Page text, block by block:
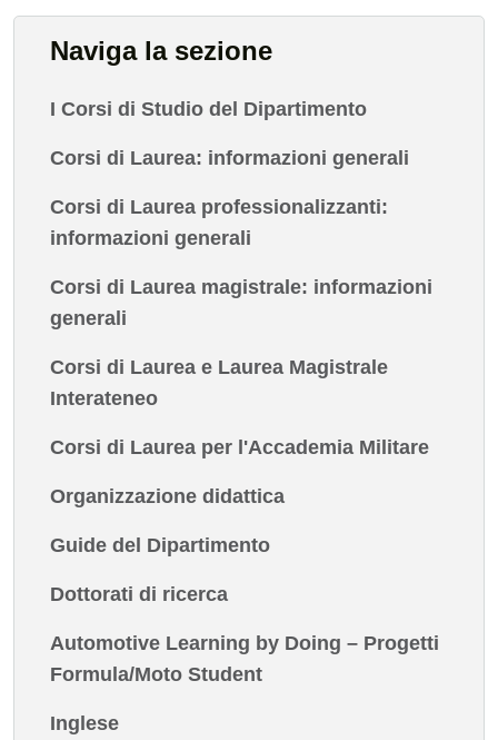
Naviga la sezione
I Corsi di Studio del Dipartimento
Corsi di Laurea: informazioni generali
Corsi di Laurea professionalizzanti:
informazioni generali
Corsi di Laurea magistrale: informazioni
generali
Corsi di Laurea e Laurea Magistrale
Interateneo
Corsi di Laurea per l'Accademia Militare
Organizzazione didattica
Guide del Dipartimento
Dottorati di ricerca
Automotive Learning by Doing – Progetti
Formula/Moto Student
Inglese